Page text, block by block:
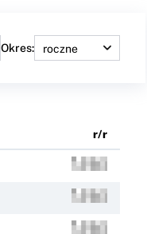
Okres:
r/r